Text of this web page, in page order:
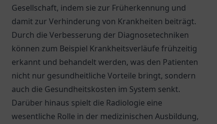
Gesellschaft, indem sie zur Früherkennung und
damit zur Verhinderung von Krankheiten beiträgt.
Durch die Verbesserung der Diagnosetechniken
können zum Beispiel Krankheitsverläufe frühzeitig
erkannt und behandelt werden, was den Patienten
nicht nur gesundheitliche Vorteile bringt, sondern
auch die Gesundheitskosten im System senkt.
Darüber hinaus spielt die Radiologie eine
wesentliche Rolle in der medizinischen Ausbildung,